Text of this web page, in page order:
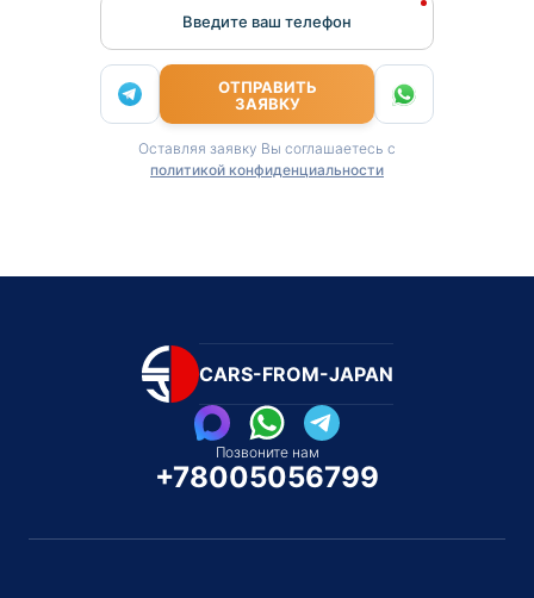
Введите ваш телефон
ОТПРАВИТЬ
ЗАЯВКУ
Оставляя заявку Вы соглашаетесь с
политикой конфиденциальности
CARS-FROM-JAPAN
Позвоните нам
+78005056799